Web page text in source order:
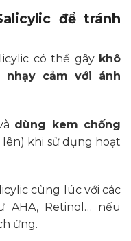
đến
để tránh
có thể gây khô
cảm với ánh
dùng kem chống
lên) khi sử dụng hoạt
cùng lúc với các
AHA, Retinol… nếu
ứng.